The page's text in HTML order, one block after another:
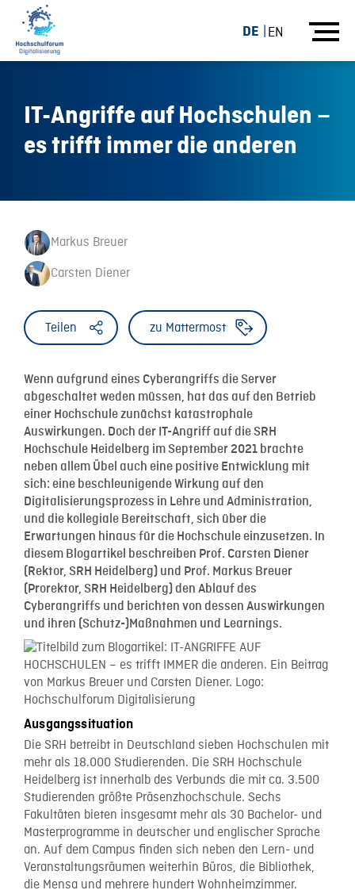
DE EN
IT-Angriffe auf Hochschulen –
es trifft immer die anderen
Markus Breuer
Carsten Diener
Teilen zu Mattermost
Wenn aufgrund eines Cyberangriffs die Server
abgeschaltet weden müssen, hat das auf den Betrieb
einer Hochschule zunächst katastrophale
Auswirkungen. Doch der IT-Angriff auf die SRH
Hochschule Heidelberg im September 2021 brachte
neben allem Übel auch eine positive Entwicklung mit
sich: eine beschleunigende Wirkung auf den
Digitalisierungsprozess in Lehre und Administration,
und die kollegiale Bereitschaft, sich über die
Erwartungen hinaus für die Hochschule einzusetzen. In
diesem Blogartikel beschreiben Prof. Carsten Diener
(Rektor, SRH Heidelberg) und Prof. Markus Breuer
(Prorektor, SRH Heidelberg) den Ablauf des
Cyberangriffs und berichten von dessen Auswirkungen
und ihren (Schutz-)Maßnahmen und Learnings.
Ausgangssituation
Die SRH betreibt in Deutschland sieben Hochschulen mit
mehr als 18.000 Studierenden. Die SRH Hochschule
Heidelberg ist innerhalb des Verbunds die mit ca. 3.500
Studierenden größte Präsenzhochschule. Sechs
Fakultäten bieten insgesamt mehr als 30 Bachelor- und
Masterprogramme in deutscher und englischer Sprache
an. Auf dem Campus finden sich neben den Lern- und
Veranstaltungsräumen weiterhin Büros, die Bibliothek,
die Mensa und mehrere hundert Wohnheimzimmer.